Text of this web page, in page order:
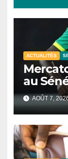
ACTUALITÉS
au
AOÛT 7,